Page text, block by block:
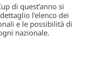
di quest’anno si
l’elenco dei
e le possibilità di
nazionale.